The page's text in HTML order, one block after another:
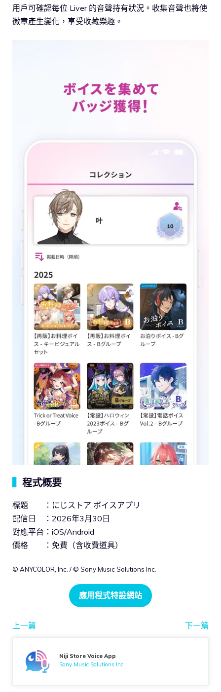
用戶可確認每位 Liver 的音聲持有狀況。收集音聲也將使
徽章產生變化，享受收藏樂趣。
程式概要
標題 ：にじストア ボイスアプリ
配信日 ：2026年3月30日
對應平台：iOS/Android
價格 ：免費（含收費道具）
© ANYCOLOR, Inc. / © Sony Music Solutions Inc.
應用程式特設網站
上一篇 下一篇
Niji Store Voice App
Sony Music Solutions Inc.